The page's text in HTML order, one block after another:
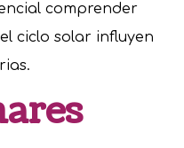
comprender
ciclo solar influyen